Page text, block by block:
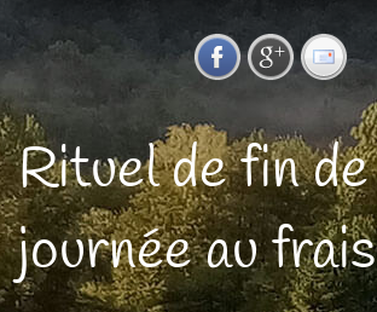
Rituel de fin de
journée au frais